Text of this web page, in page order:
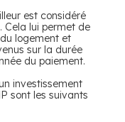
est considéré
Cela lui permet de
du logement et
sur la durée
du paiement.
investissement
sont les suivants